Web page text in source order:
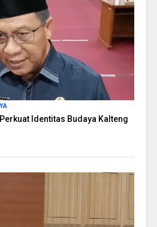
Identitas Budaya Kalteng